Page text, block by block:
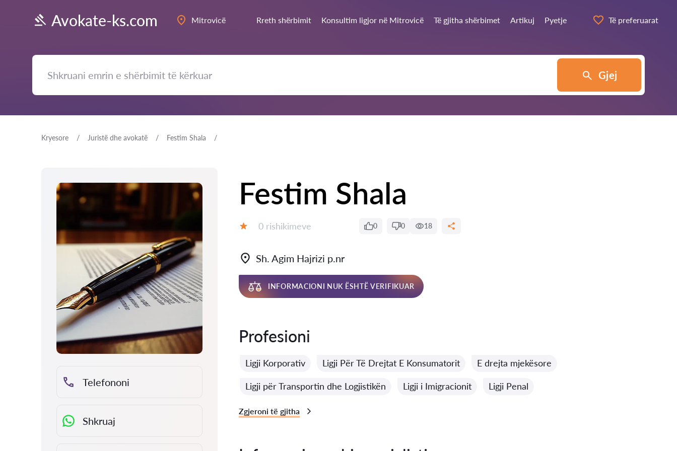
Avokate-ks.com Mitrovicë Rreth shërbimit Konsultim ligjor në Mitrovicë Të gjitha shërbimet Artikuj Pyetje Të preferuarat
Gjej
Kryesore Juristë dhe avokatë Festim Shala
Telefononi
Shkruaj
Festim Shala
Rishikime:
0 rishikimeve 0 0 18
Sh. Agim Hajrizi p.nr
INFORMACIONI NUK ËSHTË VERIFIKUAR
Profesioni
Ligji Korporativ Ligji Për Të Drejtat E Konsumatorit E drejta mjekësore
Ligji për Transportin dhe Logjistikën Ligji i Imigracionit Ligji Penal
Zgjeroni të gjitha